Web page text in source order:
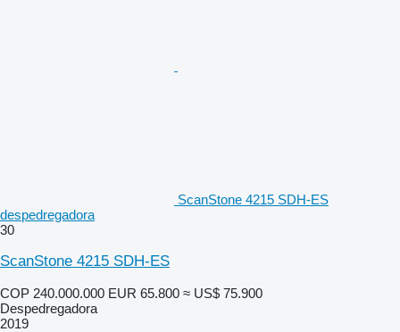
ScanStone 4215 SDH-ES
despedregadora
30
ScanStone 4215 SDH-ES
COP 240.000.000 EUR 65.800 ≈ US$ 75.900
Despedregadora
2019